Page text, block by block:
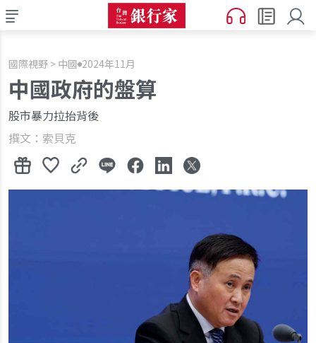
國際視野 > 中國 2024年11月
中國政府的盤算
股市暴力拉抬背後
撰文：索貝克